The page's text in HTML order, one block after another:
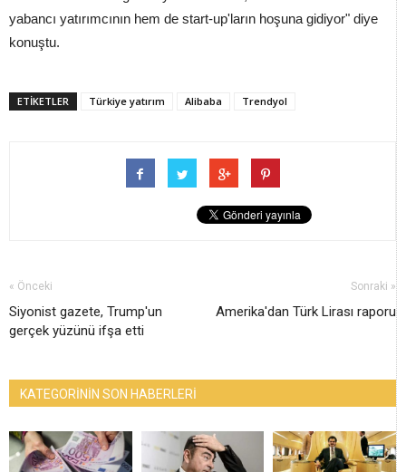
yabancı yatırımcının hem de start-up'ların hoşuna gidiyor" diye
konuştu.
ETİKETLER Türkiye yatırım Alibaba Trendyol
« Önceki
Siyonist gazete, Trump'un
gerçek yüzünü ifşa etti
Sonraki »
Amerika'dan Türk Lirası raporu
KATEGORİNİN SON HABERLERİ